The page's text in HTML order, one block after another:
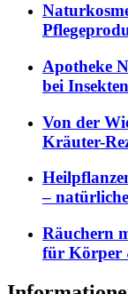
Apotheke
bei
Von der
Kräuter-
–
Räuchern
für Körper